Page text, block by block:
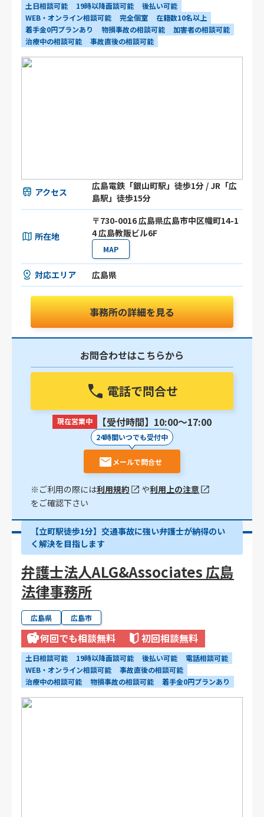
土日相談可能 19時以降面談可能
後払い可能
WEB・オンライン相談可能
完全個室
在籍数10名以上
着手金0円プランあり
物損事故の相談可能
加害者の相談可能
治療中の相談可能
事故直後の相談可能
アクセス
広島電鉄「銀山町駅」徒歩1分 / JR「広
島駅」徒歩15分
所在地
〒730-0016 広島県広島市中区幟町14-1
4 広島教販ビル6F
MAP
対応エリア 広島県
事務所の詳細を見る
お問合わせはこちらから
電話で問合せ
現在営業中 【受付時間】10:00〜17:00
24時間いつでも受付中
メールで問合せ
※ご利用の際には利用規約 や利用上の注意
をご確認下さい
【立町駅徒歩1分】交通事故に強い弁護士が納得のい
く解決を目指します
弁護士法人ALG&Associates 広島
法律事務所
広島県 広島市
何回でも相談無料 初回相談無料
土日相談可能 19時以降面談可能 後払い可能
電話相談可能
WEB・オンライン相談可能
事故直後の相談可能
治療中の相談可能
物損事故の相談可能 着手金0円プランあり